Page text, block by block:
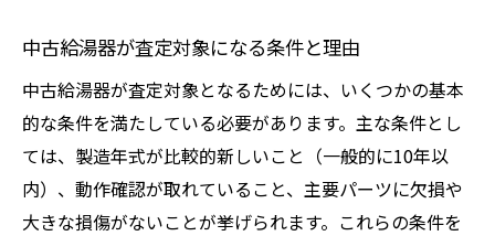
中古給湯器が査定対象になる条件と理由
中古給湯器が査定対象となるためには、いくつかの基本
的な条件を満たしている必要があります。主な条件とし
ては、製造年式が比較的新しいこと（一般的に10年以
内）、動作確認が取れていること、主要パーツに欠損や
大きな損傷がないことが挙げられます。これらの条件を